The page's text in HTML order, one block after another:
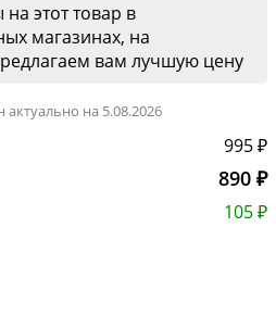
этот товар в
магазинах, на
вам лучшую цену
актуально на 5.08.2026
995 ₽
890 ₽
105 ₽